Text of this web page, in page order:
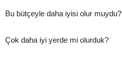
Bu bütçeyle daha iyisi olur muydu?
Çok daha iyi yerde mi olurduk?